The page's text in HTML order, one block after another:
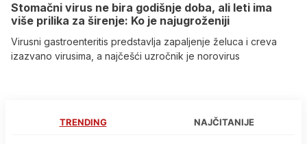
Stomačni virus ne bira godišnje doba, ali leti ima
više prilika za širenje: Ko je najugroženiji
Virusni gastroenteritis predstavlja zapaljenje želuca i creva
izazvano virusima, a najčešći uzročnik je norovirus
TRENDING NAJČITANIJE